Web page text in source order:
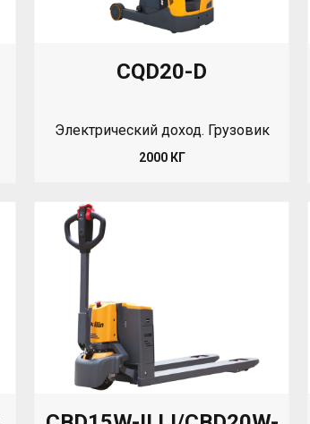
CQD20-D
Электрический доход. Грузовик
2000 КГ